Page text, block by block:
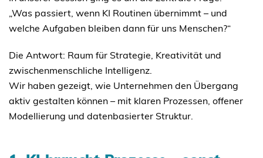
„Was passiert, wenn KI Routinen übernimmt – und
welche Aufgaben bleiben dann für uns Menschen?“
Die Antwort: Raum für Strategie, Kreativität und
zwischenmenschliche Intelligenz.
Wir haben gezeigt, wie Unternehmen den Übergang
aktiv gestalten können – mit klaren Prozessen, offener
Modellierung und datenbasierter Struktur.